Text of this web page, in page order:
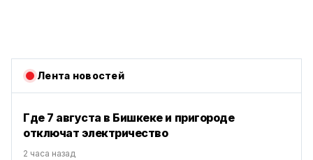
Лента новостей
Где 7 августа в Бишкеке и пригороде
отключат электричество
2 часа назад